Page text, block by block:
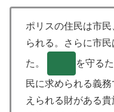
ポリスの住民は市
られる。さらに市
た。
を守る
民に求められる義
えられる財がある